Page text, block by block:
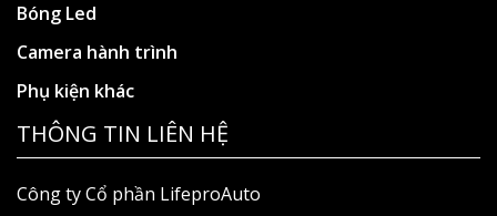
Bóng Led
Camera hành trình
Phụ kiện khác
THÔNG TIN LIÊN HỆ
Công ty Cổ phần LifeproAuto